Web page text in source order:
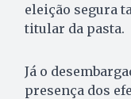
eleição segura
titular da pasta.
Já o
presença dos